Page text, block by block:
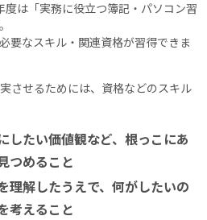
は「実務に役立つ簿記・パソコン習
要なスキル・関連資格が習得できま
させるためには、資格などのスキル
したい価値観など、根っこにあ
つめること
理解したうえで、何がしたいの
考えること